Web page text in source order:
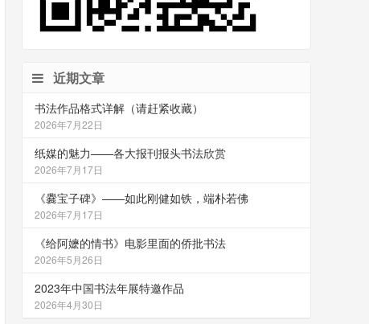
近期文章
书法作品格式详解（请赶紧收藏）
2026年7月22日
纸媒的魅力——各大报刊报头书法欣赏
2026年7月17日
《爨宝子碑》——如此刚健如铁，端朴若佛
2026年7月17日
《给阿嬷的情书》电影里面的侨批书法
2026年5月26日
2023年中国书法年展特邀作品
2026年4月30日